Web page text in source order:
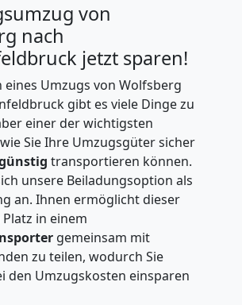
von
nach
jetzt sparen!
eines Umzugs von Wolfsberg
gibt es viele Dinge zu
einer der wichtigsten
Sie Ihre Umzugsgüter sicher
transportieren können.
unsere Beiladungsoption als
an. Ihnen ermöglicht dieser
in einem
gemeinsam mit
zu teilen, wodurch Sie
den Umzugskosten einsparen